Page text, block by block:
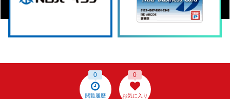
閲覧履歴
0
お気に入り
0